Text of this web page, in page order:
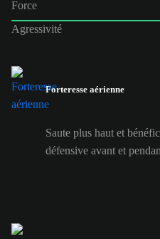
Force
Agressivité
Forteresse aérienne
Saute plus haut et
défensive avant et